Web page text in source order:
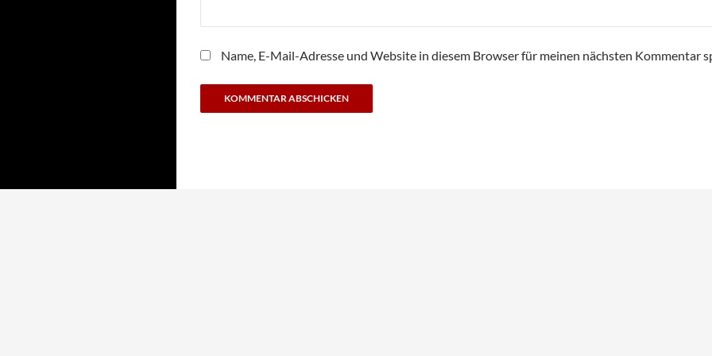
Name, E-Mail-Adresse und Website in diesem Browser für meinen nächsten Kommentar